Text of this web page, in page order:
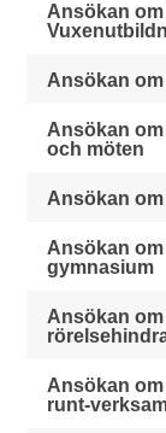
Ansökan
Ansökan
Ansökan
och möten
Ansökan
Ansökan
gymnasium
Ansökan
Ansökan
runt-